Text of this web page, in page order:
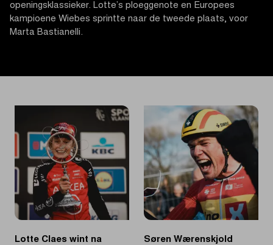
openingsklassieker. Lotte’s ploeggenote en Europees
kampioene Wiebes sprintte naar de tweede plaats, voor
Marta Bastianelli.
Lotte Claes wint na
Søren Wærenskjold